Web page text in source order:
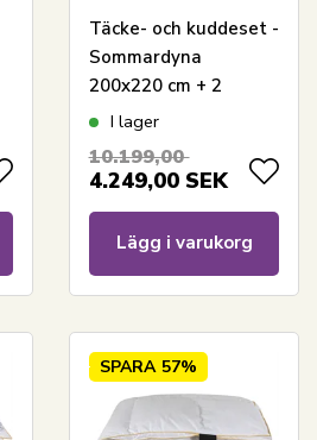
Täcke- och kuddeset -
Sommardyna
200x220 cm + 2
kuddar med gåsdun -
täcke och kuddeset -
I lager
10.199,00
4.249,00 SEK
Lägg i varukorg
SPARA 57%